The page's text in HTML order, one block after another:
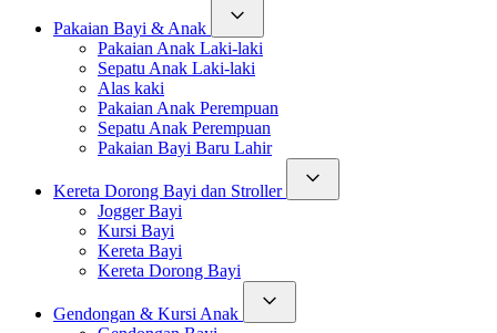
Pakaian Bayi & Anak
Pakaian Anak Laki-laki
Sepatu Anak Laki-laki
Alas kaki
Pakaian Anak Perempuan
Sepatu Anak Perempuan
Pakaian Bayi Baru Lahir
Kereta Dorong Bayi dan Stroller
Jogger Bayi
Kursi Bayi
Kereta Bayi
Kereta Dorong Bayi
Gendongan & Kursi Anak